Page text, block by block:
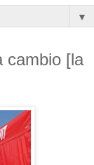
▼
cambio [la